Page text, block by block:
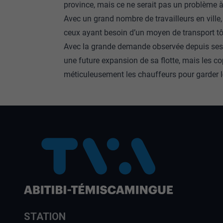
province, mais ce ne serait pas un problème
Avec un grand nombre de travailleurs en
ceux ayant besoin d’un moyen de transport
Avec la grande demande observée depuis
une future expansion de sa flotte, mais les
méticuleusement les chauffeurs pour garder
STATION